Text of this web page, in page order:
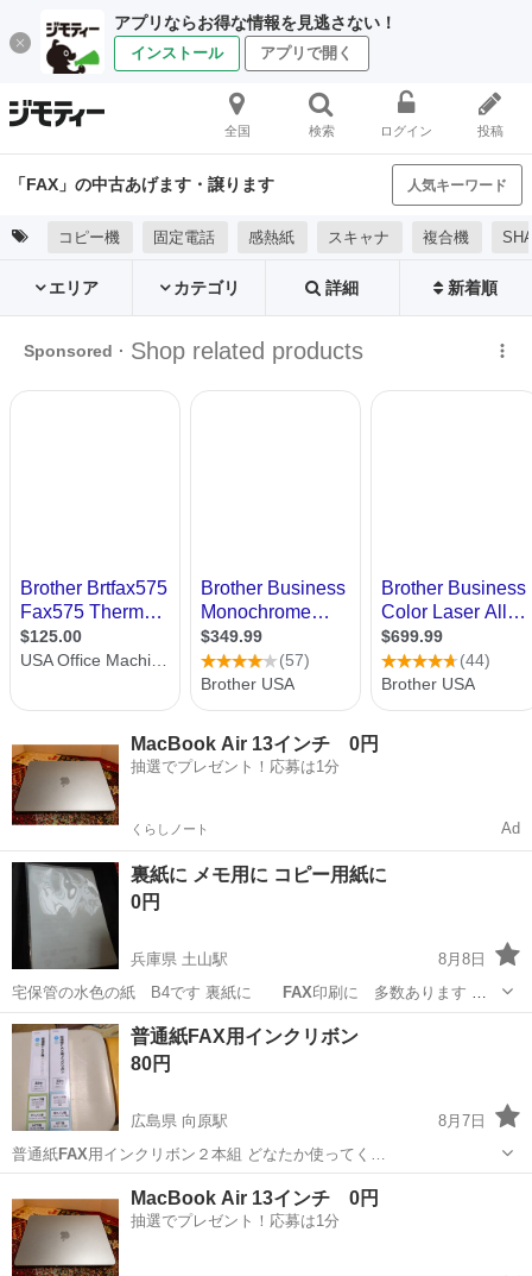
アプリならお得な情報を見逃さない！
インストール アプリで開く
全国 検索 ログイン 投稿
「FAX」の中古あげます・譲ります 人気キーワード
コピー機 固定電話 感熱紙 スキャナ 複合機
エリア カテゴリ 詳細 新着順
MacBook Air 13インチ 0円
抽選でプレゼント！応募は1分
くらしノート Ad
裏紙に メモ用に コピー用紙に
0円
兵庫県 土山駅
8月8日
宅保管の水色の紙 B4です 裏紙に
FAX印刷に 多数あります 他
のお品と一緒…
兵庫 明石市 土山駅 その他
普通紙FAX用インクリボン
80円
広島県 向原駅
8月7日
普通紙FAX用インクリボン２本組 どなたか使ってく…
その他 FAX
MacBook Air 13インチ 0円
抽選でプレゼント！応募は1分